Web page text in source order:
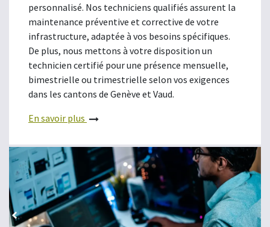
personnalisé. Nos techniciens qualifiés assurent la
maintenance préventive et corrective de votre
infrastructure, adaptée à vos besoins spécifiques.
De plus, nous mettons à votre disposition un
technicien certifié pour une présence mensuelle,
bimestrielle ou trimestrielle selon vos exigences
dans les cantons de Genève et Vaud.
En savoir plus